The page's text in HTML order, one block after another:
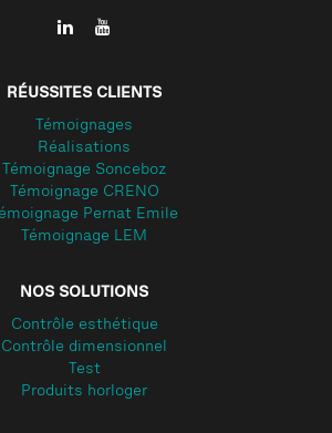
RÉUSSITES CLIENTS
Témoignages
Réalisations
Témoignage Sonceboz
Témoignage CRENO
Pernat Emile
Témoignage LEM
NOS SOLUTIONS
Contrôle esthétique
Contrôle dimensionnel
Test
Produits horloger